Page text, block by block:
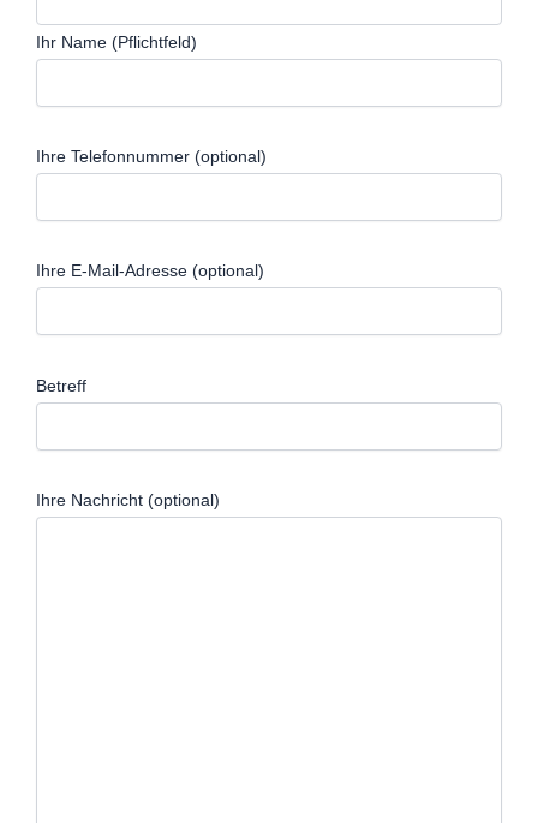
Ihr Name (Pflichtfeld)
Ihre Telefonnummer (optional)
Ihre E-Mail-Adresse (optional)
Betreff
Ihre Nachricht (optional)